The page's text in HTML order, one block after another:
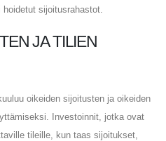
sijoitusrahastot.
JA TILIEN
oikeiden sijoitusten ja oikeiden
Investoinnit, jotka ovat
tileille, kun taas sijoitukset,